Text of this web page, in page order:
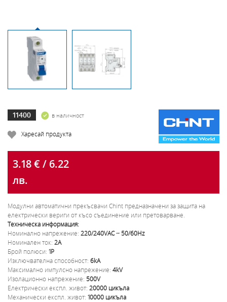
11400 в наличност
Харесай продукта
3.18 € / 6.22
лв.
Модулни автоматични прекъсвачи Chint предназначени за защита на
електрически вериги от късо съединение или претоварване.
Техническа информация:
Номинално напрежение: 220/240VAC ~ 50/60Hz
Номинален ток: 2A
Брой полюси: 1P
Изключвателна способност: 6kA
Максимално импулсно напрежение: 4kV
Изолационно напрежение: 500V
Електрически експл. живот: 20000 цикъла
Механически експл. живот: 10000 цикъла